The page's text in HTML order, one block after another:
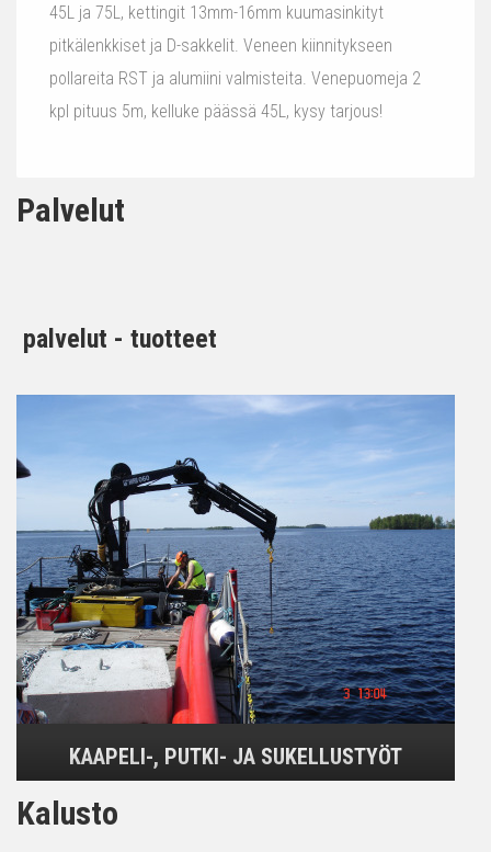
45L ja 75L, kettingit 13mm-16mm kuumasinkityt
pitkälenkkiset ja D-sakkelit. Veneen kiinnitykseen
pollareita RST ja alumiini valmisteita. Venepuomeja 2
kpl pituus 5m, kelluke päässä 45L, kysy tarjous!
Palvelut
palvelut - tuotteet
KAAPELI-, PUTKI- JA SUKELLUSTYÖT
Kalusto